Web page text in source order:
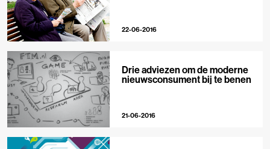
22-06-2016
Drie adviezen om de moderne
nieuwsconsument bij te benen
21-06-2016